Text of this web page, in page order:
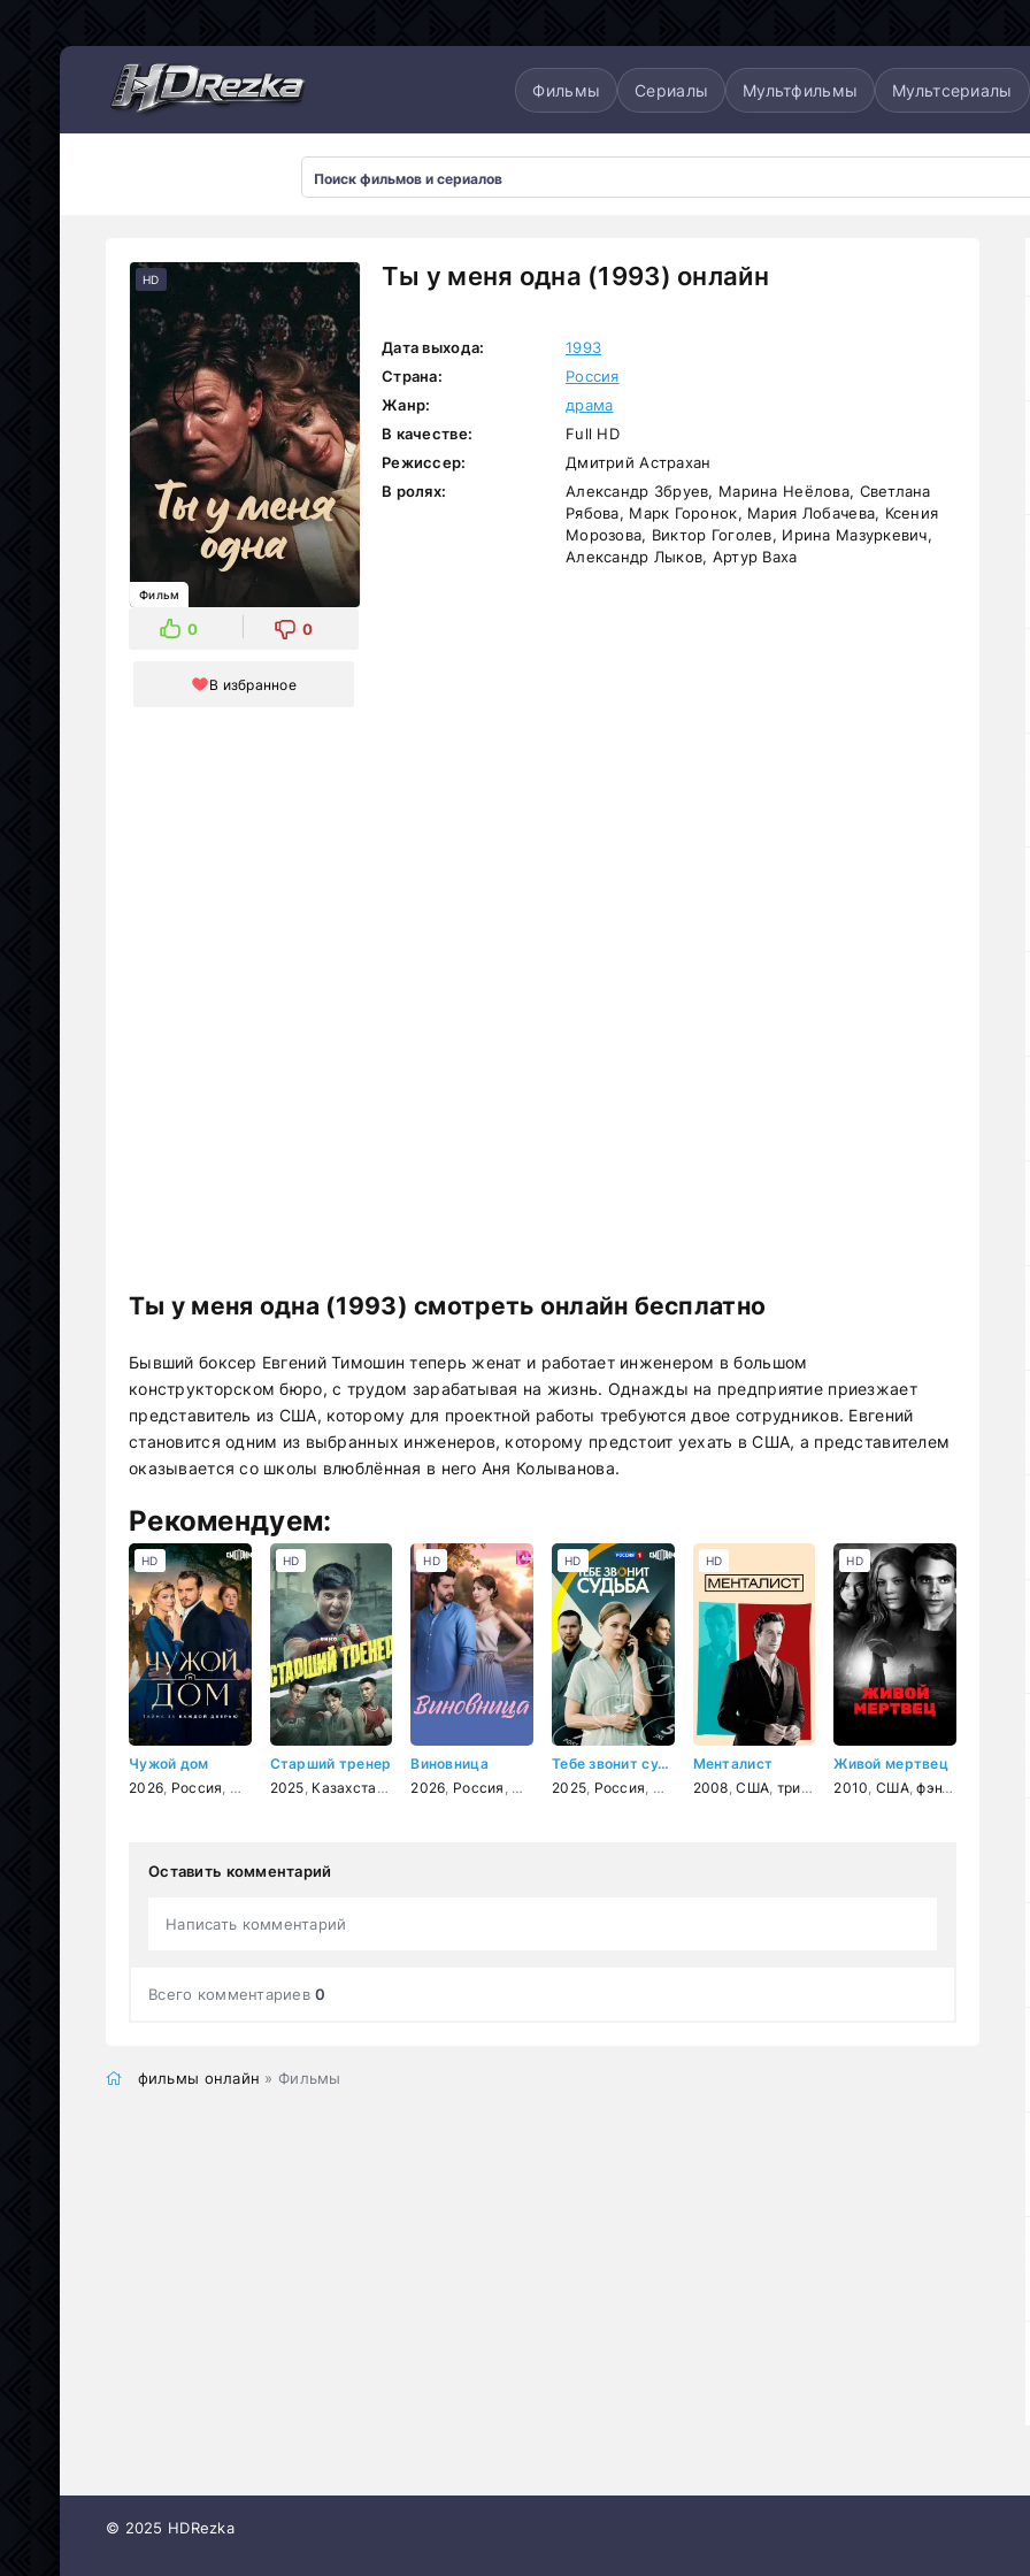
Фильмы Сериалы Мультфильмы Мультсериалы
Ты у меня одна (1993) онлайн
HD
Фильм
0 0
В избранное
Дата выхода:
1993
Страна:
Россия
Жанр:
драма
В качестве:
Full HD
Режиссер:
Дмитрий Астрахан
В ролях:
Александр Збруев, Марина Неёлова, Светлана
Рябова, Марк Горонок, Мария Лобачева, Ксения
Морозова, Виктор Гоголев, Ирина Мазуркевич,
Александр Лыков, Артур Ваха
Ты у меня одна (1993) смотреть онлайн бесплатно
Бывший боксер Евгений Тимошин теперь женат и работает инженером в большом
конструкторском бюро, с трудом зарабатывая на жизнь. Однажды на предприятие приезжает
представитель из США, которому для проектной работы требуются двое сотрудников. Евгений
становится одним из выбранных инженеров, которому предстоит уехать в США, а представителем
оказывается со школы влюблённая в него Аня Колыванова.
Рекомендуем:
Чужой дом
2026 Россия мелодрама
HD
Старший тренер
2025 Казахстан , драма,спорт,криминал
HD
Виновница
2026 Россия мелодрама
HD
Тебе звонит судьба
2025 Россия мелодрама
HD
Менталист
2008 ,США триллер ,детектив, драма
HD
Живой мертвец
2010 США,фэнтези
HD
Оставить комментарий
Написать комментарий
Всего комментариев0
фильмы онлайн » Фильмы
© 2025 HDRezka
Мультсериалы